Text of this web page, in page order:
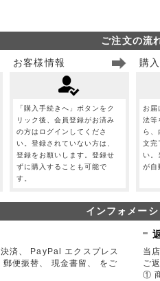
ご注文の流
お客様情報
「購入手続きへ」ボタンをク
リック後、会員登録がお済み
の方はログインしてくださ
い。登録されていない方は、
登録をお願いします。登録せ
ずに購入することも可能で
す。
購
お届
法等
ら、
文完
い。
が自
インフォメー
済、 PayPal エクスプレス
便振替、 現金書留、 をご
当
ご
①